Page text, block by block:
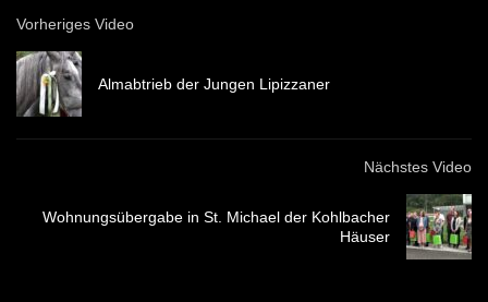
Vorheriges Video
Almabtrieb der Jungen Lipizzaner
Nächstes Video
Wohnungsübergabe in St. Michael der Kohlbacher
Häuser